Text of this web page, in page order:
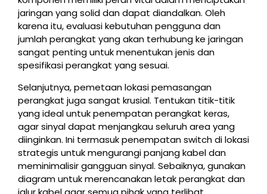
jaringan yang solid dan dapat diandalkan. Oleh
karena itu, evaluasi kebutuhan pengguna dan
jumlah perangkat yang akan terhubung ke jaringan
sangat penting untuk menentukan jenis dan
spesifikasi perangkat yang sesuai.
Selanjutnya, pemetaan lokasi pemasangan
perangkat juga sangat krusial. Tentukan titik-titik
yang ideal untuk penempatan perangkat keras,
agar sinyal dapat menjangkau seluruh area yang
diinginkan. Ini termasuk penempatan switch di lokasi
strategis untuk mengurangi panjang kabel dan
meminimalisir gangguan sinyal. Sebaiknya, gunakan
diagram untuk merencanakan letak perangkat dan